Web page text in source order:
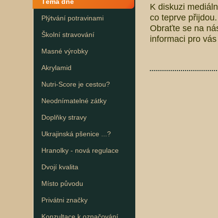
Plýtvání potravinami
Školní stravování
Masné výrobky
Akrylamid
Nutri-Score je cestou?
Neodnímatelné zátky
Doplňky stravy
Ukrajinská pšenice ...?
Hranolky - nová regulace
Dvojí kvalita
Místo původu
Privátni značky
K diskuzi
co teprve
Obraťte se na
informaci pro